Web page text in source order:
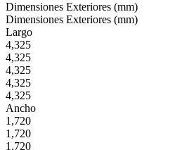
Dimensiones Exteriores (mm)
Dimensiones Exteriores (mm)
Largo
4,325
4,325
4,325
4,325
4,325
Ancho
1,720
1,720
1,720